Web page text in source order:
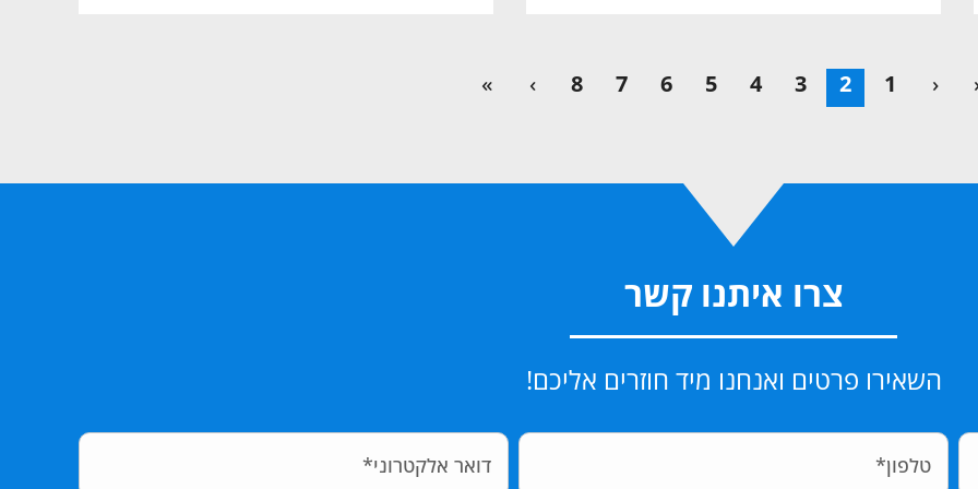
‹
1
2
3
4
5
6
7
8
›
»
צרו איתנו קשר
השאירו פרטים ואנחנו מיד חוזרים אליכם!